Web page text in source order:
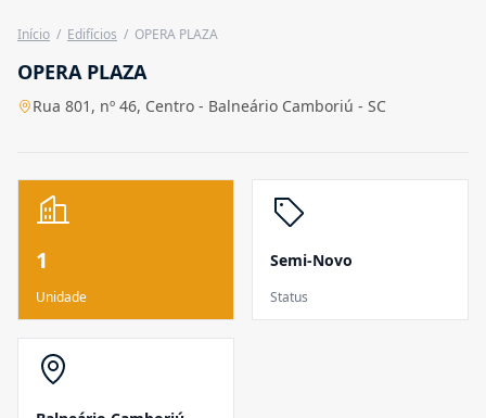
Início / Edifícios / OPERA PLAZA
OPERA PLAZA
Rua 801, nº 46, Centro - Balneário Camboriú - SC
1
Unidade
Semi-Novo
Status